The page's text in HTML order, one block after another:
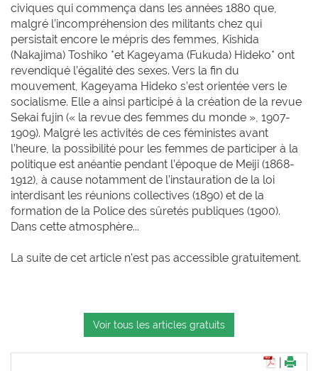
civiques qui commença dans les années 1880 que,
malgré l’incompréhension des militants chez qui
persistait encore le mépris des femmes, Kishida
(Nakajima) Toshiko *et Kageyama (Fukuda) Hideko* ont
revendiqué l’égalité des sexes. Vers la fin du
mouvement, Kageyama Hideko s’est orientée vers le
socialisme. Elle a ainsi participé à la création de la revue
Sekai fujin (« la revue des femmes du monde », 1907-
1909). Malgré les activités de ces féministes avant
l’heure, la possibilité pour les femmes de participer à la
politique est anéantie pendant l’époque de Meiji (1868-
1912), à cause notamment de l’instauration de la loi
interdisant les réunions collectives (1890) et de la
formation de la Police des sûretés publiques (1900).
Dans cette atmosphère...
La suite de cet article n'est pas accessible gratuitement.
Voir tous les articles gratuits